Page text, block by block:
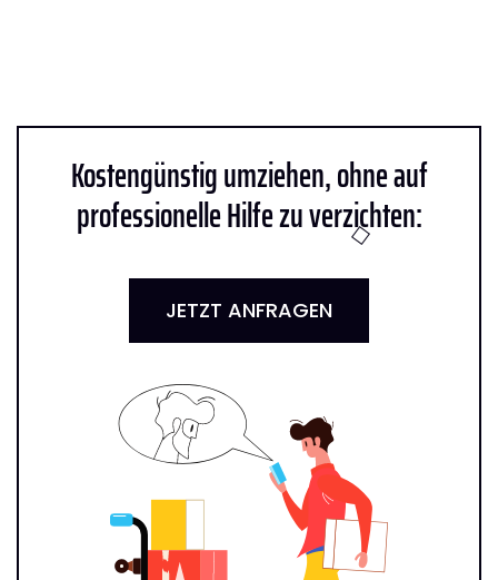
Kostengünstig umziehen, ohne auf
professionelle Hilfe zu verzichten:
JETZT ANFRAGEN